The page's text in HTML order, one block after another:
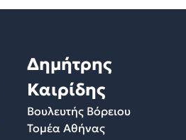
Δημήτρης
Καιρίδης
Βουλευτής Βόρειου
Τομέα Αθήνας